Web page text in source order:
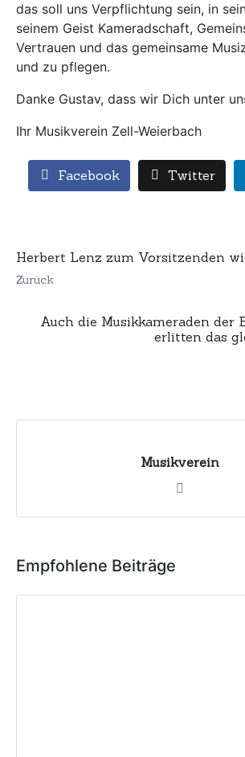
das soll uns Verpflichtung sein, in
seinem Geist Kameradschaft,
Vertrauen und das gemeinsame
und zu pflegen.
Danke Gustav, dass wir Dich unter
Ihr Musikverein Zell-Weierbach
Facebook Twitter
Herbert Lenz zum Vorsitzenden
Zurück
Auch die Musikkameraden der
erlitten das
Musikverein
Empfohlene Beiträge